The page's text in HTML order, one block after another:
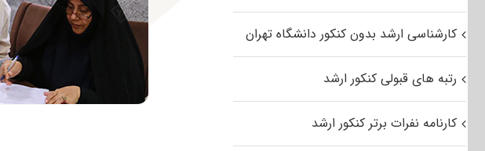
کارشناسی ارشد بدون کنکور دانشگاه تهران
رتبه های قبولی کنکور ارشد
کارنامه نفرات برتر کنکور ارشد